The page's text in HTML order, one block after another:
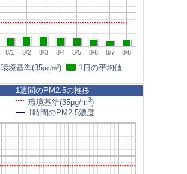
8/1 8/2 8/3 8/4 8/5 8/6 8/7 8/8
環境基準(35μg/m3) 1日の平均値
1週間のPM2.5の推移
環境基準(35μg/m3)
1時間のPM2.5濃度